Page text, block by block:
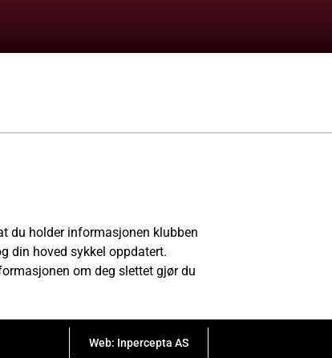
du holder informasjonen klubben
din hoved sykkel oppdatert.
om deg slettet gjør du
Web: Inpercepta AS